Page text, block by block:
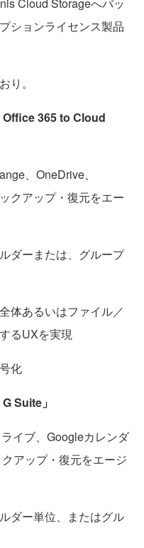
ションライセンス製品
り。
365 to Cloud
、OneDrive、
クアップ・復元をエー
ダーまたは、グループ
体あるいはファイル／
るUXを実現
化
Suite」
イブ、Googleカレンダ
アップ・復元をエージ
ダー単位、またはグル